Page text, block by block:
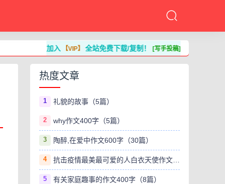
加入【VIP】全站免费下载/复制！[写手投稿]
热度文章
1 礼貌的故事（5篇）
2 why作文400字（5篇）
3 陶醉,在爱中作文600字（30篇）
4 抗击疫情最美最可爱的人白衣天使作文800字（8篇）
5 有关家庭趣事的作文400字（8篇）